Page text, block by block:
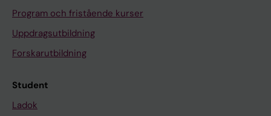
Program och fristående kurser
Uppdragsutbildning
Forskarutbildning
Student
Ladok